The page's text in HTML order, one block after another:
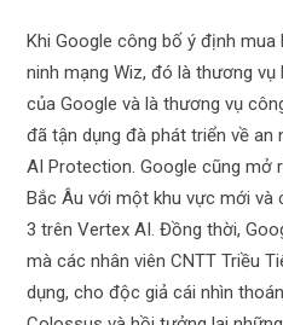
Khi Google công bố ý định
ninh mạng Wiz, đó là thương
của Google và là thương vụ
đã tận dụng đà phát triển về
AI Protection. Google cũng mở
Bắc Âu với một khu vực mới
3 trên Vertex AI. Đồng thời,
mà các nhân viên CNTT Triều
dụng, cho độc giả cái nhìn